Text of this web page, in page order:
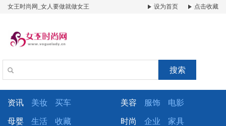
女王时尚网_女人要做就做女王 设为首页 点击收藏
搜索
资讯 美妆 买车 美容 服饰 电影
母婴 生活 收藏 时尚 企业 家具